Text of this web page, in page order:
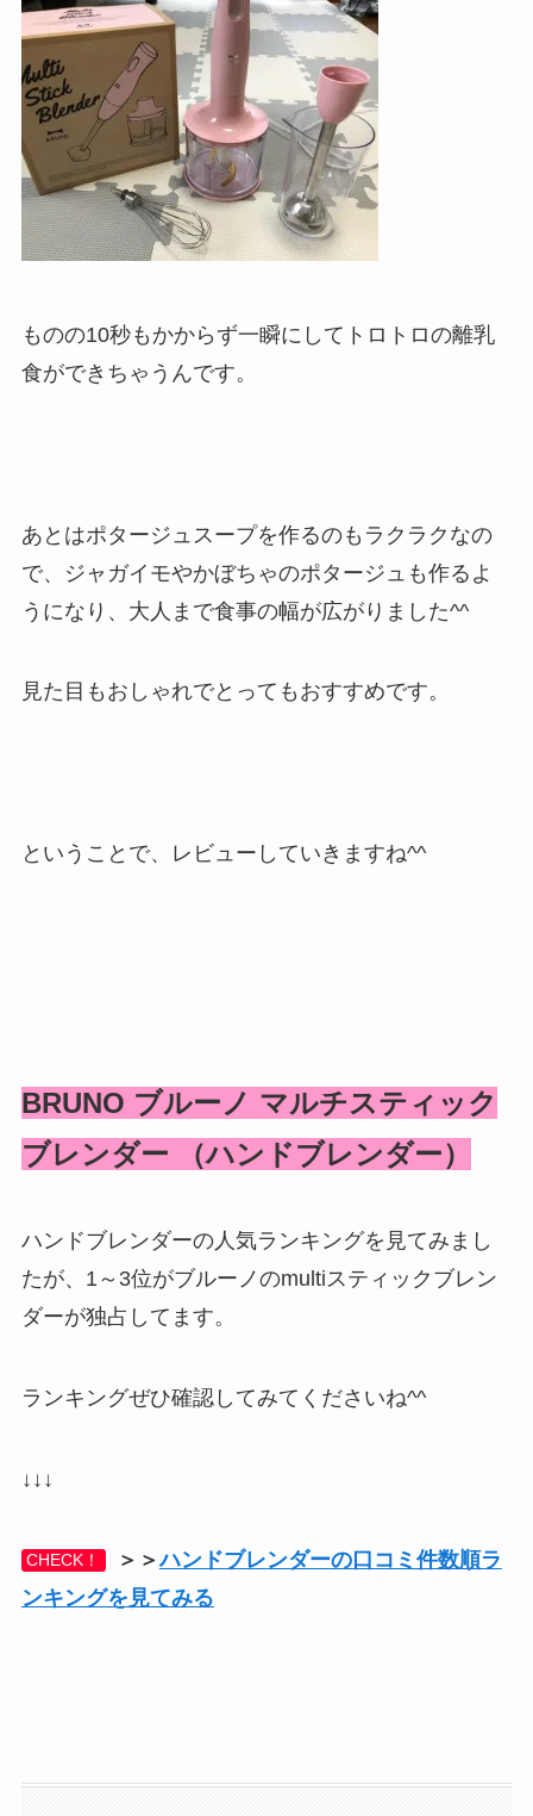
ものの10秒もかからず一瞬にしてトロトロの離乳
食ができちゃうんです。
あとはポタージュスープを作るのもラクラクなの
で、ジャガイモやかぼちゃのポタージュも作るよ
うになり、大人まで食事の幅が広がりました^^
見た目もおしゃれでとってもおすすめです。
ということで、レビューしていきますね^^
BRUNO ブルーノ マルチスティック
ブレンダー （ハンドブレンダー）
ハンドブレンダーの人気ランキングを見てみまし
たが、1～3位がブルーノのmultiスティックブレン
ダーが独占してます。
ランキングぜひ確認してみてくださいね^^
↓↓↓
CHECK！ ＞＞ハンドブレンダーの口コミ件数順ラ
ンキングを見てみる